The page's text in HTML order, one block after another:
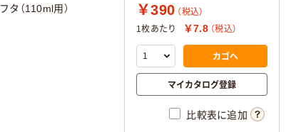
フタ（110ml用） ￥390 （税込）
1枚あたり
￥7.8 （税込）
カゴへ
マイカタログ登録
比較表に追加